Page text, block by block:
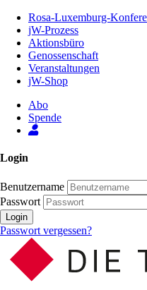
Inhalt
Seite
Rosa-Luxemburg-
jW-Prozess
Aktionsbüro
Genossenschaft
Veranstaltungen
jW-Shop
Abo
Spende
Login
Benutzername
Passwort
Login
Passwort vergessen?